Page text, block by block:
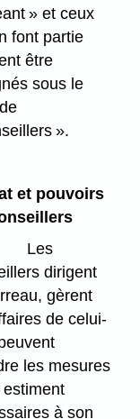
» et ceux
font partie
être
sous le
».
et pouvoirs
Les
dirigent
gèrent
de celui-
les mesures
estiment
à son